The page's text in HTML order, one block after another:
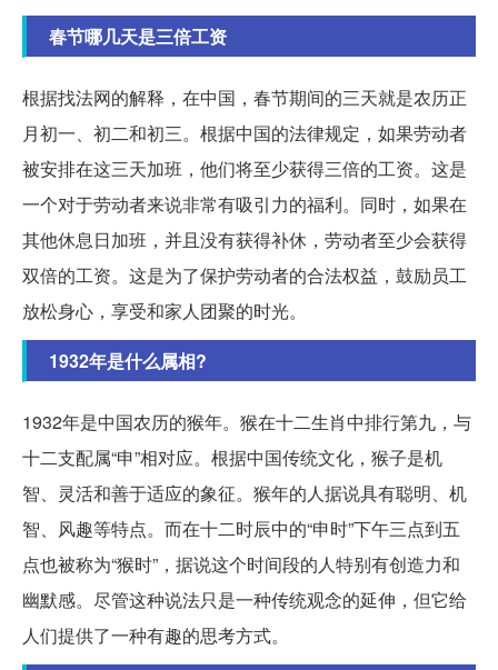
春节哪几天是三倍工资
根据找法网的解释，在中国，春节期间的三天就是农历正
月初一、初二和初三。根据中国的法律规定，如果劳动者
被安排在这三天加班，他们将至少获得三倍的工资。这是
一个对于劳动者来说非常有吸引力的福利。同时，如果在
其他休息日加班，并且没有获得补休，劳动者至少会获得
双倍的工资。这是为了保护劳动者的合法权益，鼓励员工
放松身心，享受和家人团聚的时光。
1932年是什么属相?
1932年是中国农历的猴年。猴在十二生肖中排行第九，与
十二支配属“申”相对应。根据中国传统文化，猴子是机
智、灵活和善于适应的象征。猴年的人据说具有聪明、机
智、风趣等特点。而在十二时辰中的“申时”下午三点到五
点也被称为“猴时”，据说这个时间段的人特别有创造力和
幽默感。尽管这种说法只是一种传统观念的延伸，但它给
人们提供了一种有趣的思考方式。